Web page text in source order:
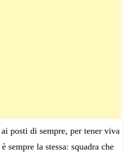
posti di sempre, per tener viva
la stessa: squadra che